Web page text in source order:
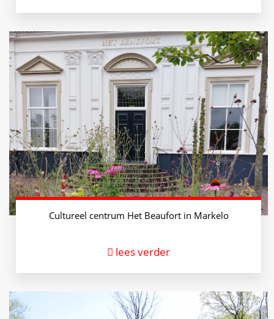
Cultureel centrum Het Beaufort in Markelo
lees verder